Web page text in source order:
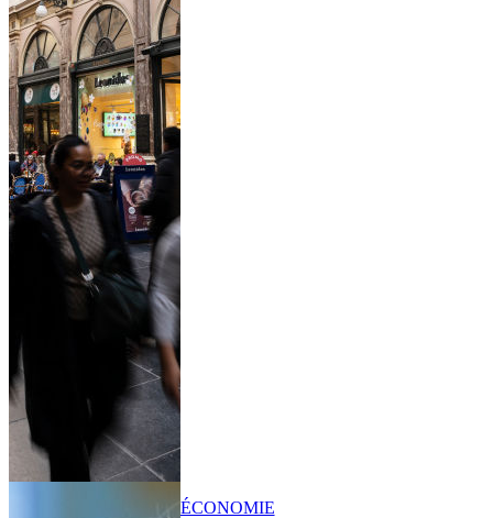
ÉCONOMIE